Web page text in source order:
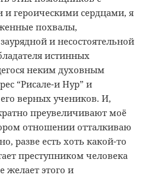
героическими сердцами, я
похвалы,
и несостоятельной
истинных
неким духовным
“Рисале-и Нур” и
верных учеников. И,
преувеличивают моё
отношении отталкиваю
разве есть хоть какой-то
преступником человека
желает этого и